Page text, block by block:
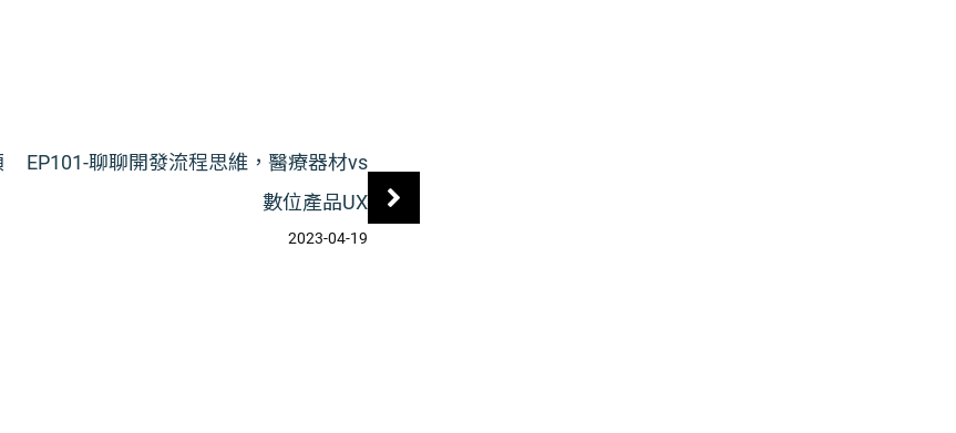
EP101-聊聊開發流程思維，醫療器材vs
數位產品UX
2023-04-19